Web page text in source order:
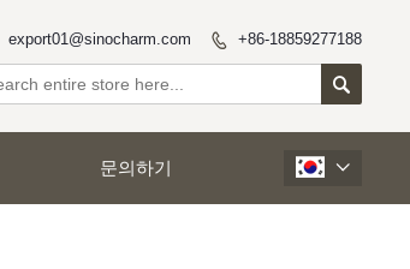
export01@sinocharm.com  +86-18859277188

문의하기 